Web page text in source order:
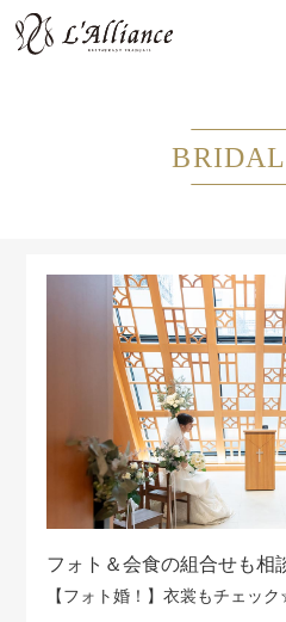
フォト＆会食の組合せも相
【フォト婚！】衣裳もチェッ